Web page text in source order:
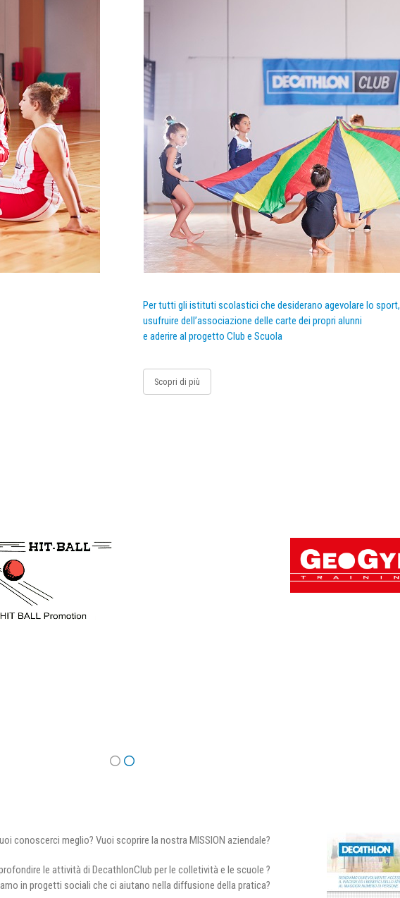
Per tutti gli istituti scolastici che desiderano agevolare lo sport,
usufruire dell’associazione delle carte dei propri alunni
e aderire al progetto Club e Scuola
Scopri di più
conoscerci meglio? Vuoi scoprire la nostra MISSION aziendale?
le attività di DecathlonClub per le colletività e le scuole ?
in progetti sociali che ci aiutano nella diffusione della pratica?